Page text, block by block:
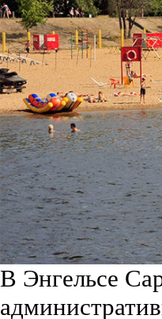
В Энгельсе